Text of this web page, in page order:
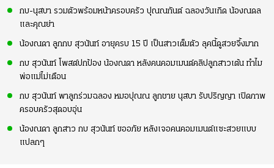
กบ-นุสบา รวมตัวพร้อมหน้าครอบครัว ปุณณกันต์ ฉลองวันเกิด น้องณดล
และคุณย่า
น้องณดา ลูกกบ สุวนันท์ อายุครบ 15 ปี เป็นสาวเต็มตัว ลุคนี้ดูสวยจึ้งมาก
กบ สุวนันท์ โพสต์ปกป้อง น้องณดา หลังคนคอมเมนต์คลิปลูกสาวเต้น ทำไม
พ่อแม่ไม่เตือน
กบ สุวนันท์ พาลูกร่วมฉลอง หมอปุณณ ลูกชาย นุสบา รับปริญญา เปิดภาพ
ครอบครัวสุดอบอุ่น
น้องณดา ลูกสาว กบ สุวนันท์ ขออภัย หลังเจอคนคอมเมนต์แซะสวยแบบ
แปลกๆ